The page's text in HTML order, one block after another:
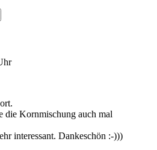
die Kornmischung auch mal
interessant. Dankeschön :-)))